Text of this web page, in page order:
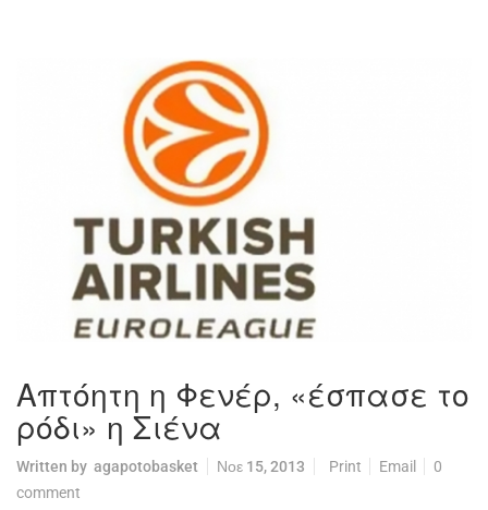
Απτόητη η Φενέρ, «έσπασε το
ρόδι» η Σιένα
Written by agapotobasket Νοε 15, 2013 Print Email
0
comment